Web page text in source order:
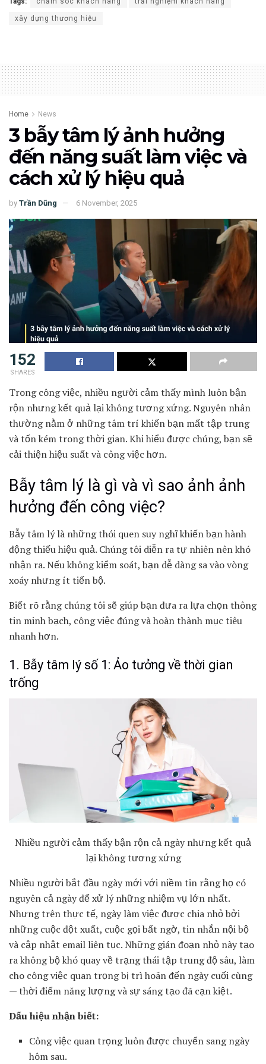
xây dựng thương hiệu
Home News
3 bẫy tâm lý ảnh hưởng
đến năng suất làm việc và
cách xử lý hiệu quả
by Trần Dũng 6 November, 2025
152
SHARES
Trong công việc, nhiều người cảm thấy mình luôn bận
rộn nhưng kết quả lại không tương xứng. Nguyên nhân
thường nằm ở nhữngtâm trí khiến bạn mất tập trung
và tốn kém trong thời gian. Khi hiểu được chúng, bạn sẽ
cải thiện hiệu suất và công việc hơn.
Bẫy tâm lý là gì và vì sao ảnh ảnh
hưởng đến công việc?
Bẫy tâm lý là những thói quen suy nghĩ khiến bạn hành
động thiếu hiệu quả. Chúng tôi diễn ra tự nhiên nên khó
nhận ra. Nếu không kiểm soát, bạn dễ dàng sa vào vòng
xoáy nhưng ít tiến bộ.
Biết rõ rằng chúng tôi sẽ giúp bạn đưa ra lựa chọn thông
tin minh bạch, công việc đúng và hoàn thành mục tiêu
nhanh hơn.
1. Bẫy tâm lý số 1: Ảo tưởng về thời gian
trống
Nhiều người cảm thấy bận rộn cả ngày nhưng kết quả
lại không tương xứng
Nhiều người bắt đầu ngày mới với niềm tin rằng họ có
nguyên cả ngày để xử lý những nhiệm vụ lớn nhất.
Nhưng trên thực tế, ngày làm việc được chia nhỏ bởi
những cuộc đột xuất, cuộc gọi bất ngờ, tin nhắn nội bộ
và cập nhật email liên tục. Những gián đoạn nhỏ này tạo
ra không bộ khó quay về trạng thái tập trung độ sâu, làm
cho công việc quan trọng bị trì hoãn đến ngày cuối cùng
— thời điểm năng lượng và sự sáng tạo đã cạn kiệt.
Dấu hiệu nhận biết:
Công việc quan trọng luôn được chuyển sang ngày
hôm sau.